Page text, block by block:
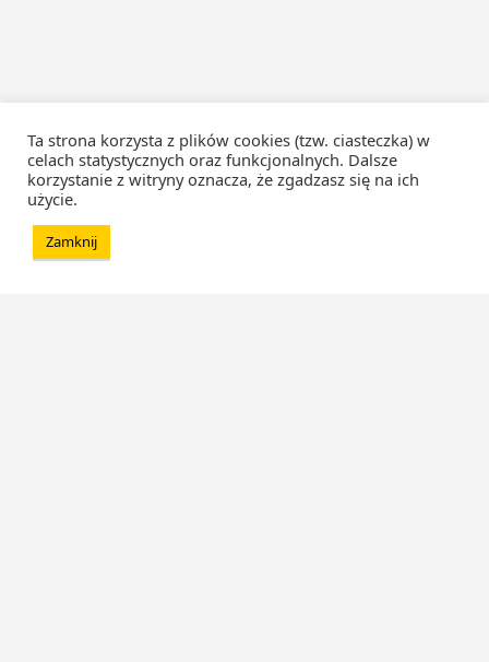
Ta strona korzysta z plików cookies (tzw. ciasteczka) w
celach statystycznych oraz funkcjonalnych. Dalsze
korzystanie z witryny oznacza, że zgadzasz się na ich
użycie.
Zamknij